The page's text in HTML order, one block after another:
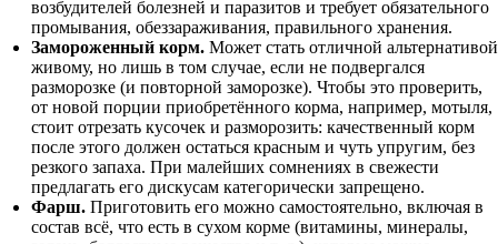
возбудителей болезней и паразитов и требует обязательного
промывания, обеззараживания, правильного хранения.
Замороженный корм. Может стать отличной альтернативой
живому, но лишь в том случае, если не подвергался
разморозке (и повторной заморозке). Чтобы это проверить,
от новой порции приобретённого корма, например, мотыля,
стоит отрезать кусочек и разморозить: качественный корм
после этого должен остаться красным и чуть упругим, без
резкого запаха. При малейших сомнениях в свежести
предлагать его дискусам категорически запрещено.
Фарш. Приготовить его можно самостоятельно, включая в
состав всё, что есть в сухом корме (витамины, минералы,